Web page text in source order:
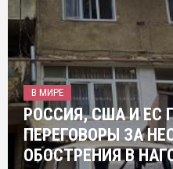
В МИРЕ
РОССИЯ, США И ЕС
ПЕРЕГОВОРЫ ЗА
ОБОСТРЕНИЯ В